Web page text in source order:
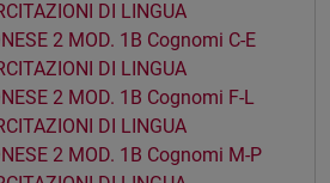
DI LINGUA
2 MOD. 1B Cognomi C-E
DI LINGUA
2 MOD. 1B Cognomi F-L
DI LINGUA
2 MOD. 1B Cognomi M-P